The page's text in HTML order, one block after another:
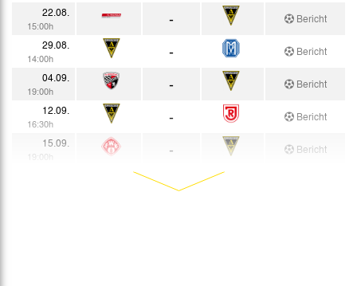
22.08.
15:00h -
Bericht
29.08.
14:00h -
Bericht
04.09.
19:00h -
Bericht
12.09.
16:30h -
Bericht
15.09.
19:00h -
Bericht
-